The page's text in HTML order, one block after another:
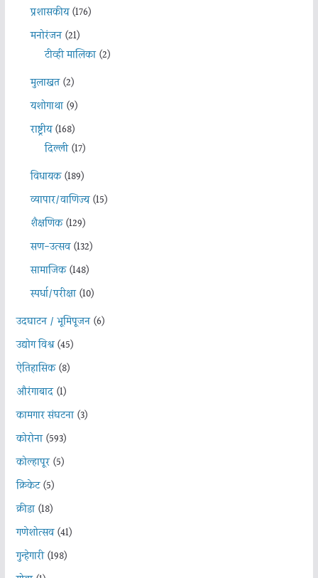
प्रशासकीय(176)
मनोरंजन(21)
टीव्ही मालिका(2)
मुलाखत(2)
यशोगाथा(9)
राष्ट्रीय(168)
दिल्ली(17)
विधायक(189)
व्यापार/वाणिज्य(15)
शैक्षणिक(129)
सण-उत्सव(132)
सामाजिक(148)
स्पर्धा/परीक्षा(10)
उदघाटन / भूमिपूजन(6)
उद्योग विश्व(45)
ऐतिहासिक(8)
औरंगाबाद(1)
कामगार संघटना(3)
कोरोना(593)
कोल्हापूर(5)
क्रिकेट(5)
क्रीडा(18)
गणेशोत्सव(41)
गुन्हेगारी(198)